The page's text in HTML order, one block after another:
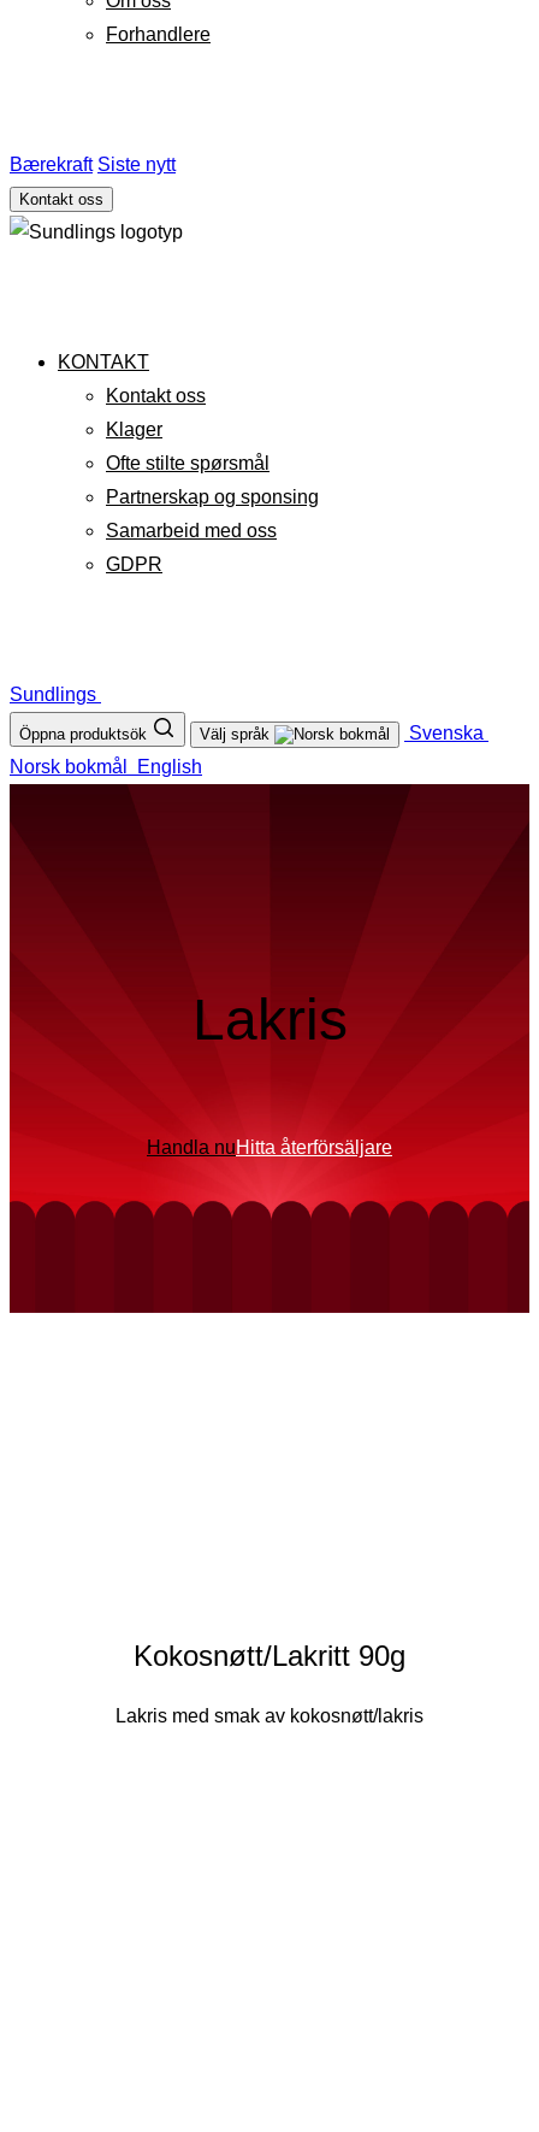
Forhandlere
Bærekraft Siste nytt
Kontakt oss
KONTAKT
Kontakt oss
Klager
Ofte stilte spørsmål
Partnerskap og sponsing
Samarbeid med oss
GDPR
Sundlings
Öppna produktsök Välj språk
Svenska
Norsk bokmål
English
Lakris
Handla nuHitta återförsäljare
Kokosnøtt/Lakritt 90g
Lakris med smak av kokosnøtt/lakris